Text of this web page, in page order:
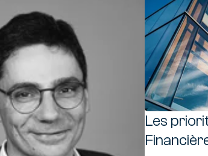
l'information financière
consolideur , expert en IFRS ou/et US GAAP
logiciels du marché
nos consultants sont là pour la réussite
Les